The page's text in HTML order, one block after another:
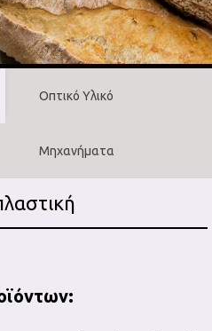
Οπτικό Υλικό
Μηχανήματα